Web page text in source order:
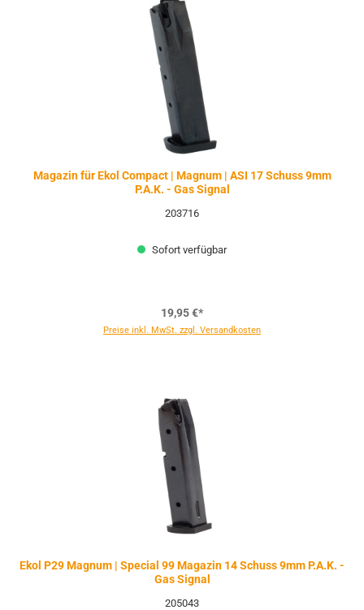
Magazin für Ekol Compact | Magnum | ASI 17 Schuss 9mm
P.A.K. - Gas Signal
203716
Sofort verfügbar
19,95 €*
Preise inkl. MwSt. zzgl. Versandkosten
Ekol P29 Magnum | Special 99 Magazin 14 Schuss 9mm P.A.K. -
Gas Signal
205043